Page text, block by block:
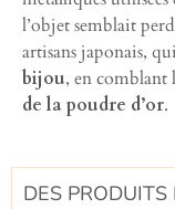
l’objet semblait
artisans japonais,
bijou, en comblant
de la poudre d’or.
DES PRODUITS